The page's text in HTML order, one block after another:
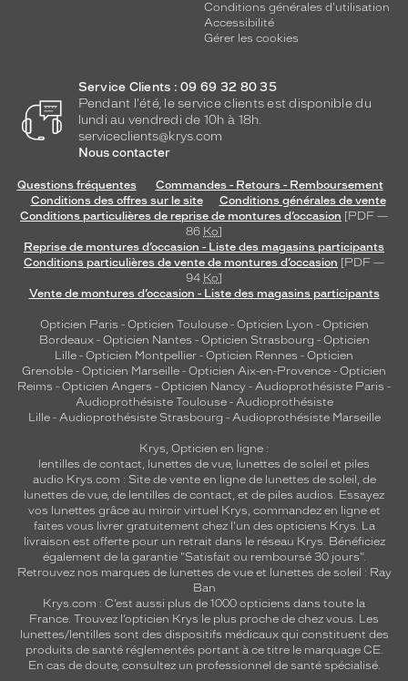
Conditions générales d'utilisation
Accessibilité
Gérer les cookies
Service Clients : 09 69 32 80 35
Pendant l'été, le service clients est disponible du
lundi au vendredi de 10h à 18h.
serviceclients@krys.com
Nous contacter
Questions fréquentes
Commandes - Retours - Remboursement
Conditions des offres sur le site
Conditions générales de vente
Conditions particulières de reprise de montures d’occasion [PDF —
86 Ko]
Reprise de montures d’occasion - Liste des magasins participants
Conditions particulières de vente de montures d’occasion [PDF —
94 Ko]
Vente de montures d’occasion - Liste des magasins participants
Opticien Paris - Opticien Toulouse- Opticien Lyon - Opticien
Bordeaux- Opticien Nantes - Opticien Strasbourg - Opticien
Lille - Opticien Montpellier - Opticien Rennes - Opticien
Grenoble - Opticien Marseille - Opticien Aix-en-Provence - Opticien
Reims - Opticien Angers - Opticien Nancy - Audioprothésiste Paris -
Audioprothésiste Toulouse- Audioprothésiste
Lille- Audioprothésiste Strasbourg - Audioprothésiste Marseille
Krys, Opticien en ligne :
lentilles de contact, lunettes de vue, lunettes de soleil et piles
audio Krys.com : Site de vente en ligne de lunettes de soleil, de
lunettes de vue, de lentilles de contact, et de piles audios. Essayez
vos lunettes grâce au miroir virtuel Krys, commandez en ligne et
faites vous livrer gratuitement chez l'un des opticiens Krys. La
livraison est offerte pour un retrait dans le réseau Krys. Bénéficiez
également de la garantie "Satisfait ou remboursé 30 jours".
Retrouvez nos marques de lunettes de vue et lunettes de soleil : Ray
Ban
Krys.com : C’est aussi plus de 1000 opticiens dans toute la
France. Trouvez l’opticien Krys le plus proche de chez vous. Les
lunettes/lentilles sont des dispositifs médicaux qui constituent des
produits de santé réglementés portant à ce titre le marquage CE.
En cas de doute, consultez un professionnel de santé spécialisé.